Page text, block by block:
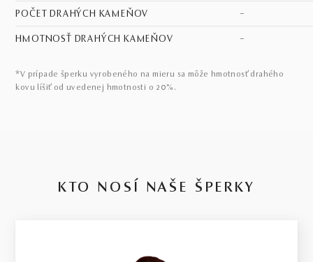
POČET DRAHÝCH KAMEŇOV –
HMOTNOSŤ DRAHÝCH KAMEŇOV –
*V prípade šperku vyrobeného na mieru sa môže hmotnosť drahého
kovu líšiť od uvedenej hmotnosti o 20%.
KTO NOSÍ NAŠE ŠPERKY